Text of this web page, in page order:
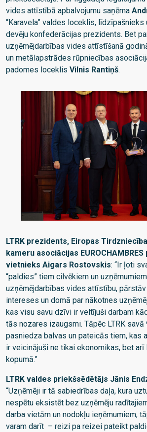
vides attīstībā apbalvojumu saņēma
“Karavela” valdes loceklis, līdzīpašnieks
devēju konfederācijas prezidents. Bet
uzņēmējdarbības vides attīstīšanā
un metālapstrādes rūpniecības
padomes loceklis Vilnis Rantiņš.
LTRK prezidents, Eiropas
kameru asociācijas
vietnieks Aigars Rostovskis: “Ir ļoti
“paldies” tiem cilvēkiem un
uzņēmējdarbības vides attīstību, pārstāv
intereses un domā par nākotnes
kas visu savu dzīvi ir veltījuši darbam
tās nozares izaugsmi. Tāpēc LTRK savā
pasniedza balvas un pateicās tiem, kas
ir veicinājuši ne tikai ekonomikas, bet
kopumā.”
LTRK valdes priekšsēdētājs Jānis
“Uzņēmēji ir tā sabiedrības daļa, kura
nespētu eksistēt bez uzņēmēju
darba vietām un nodokļu ieņēmumiem,
varam darīt – reizi pa reizei pateikt